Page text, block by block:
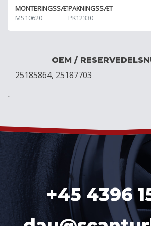
MONTERINGSSÆT
MS10620
PAKNINGSSÆT
PK12330
OEM /
25185864, 25187703
´
+45 4396